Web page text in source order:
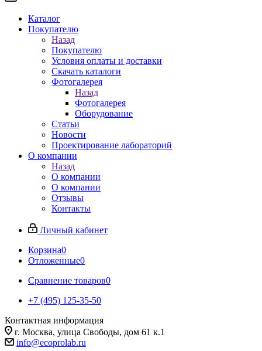
Каталог
Покупателю
Назад
Покупателю
Условия оплаты и доставки
Скачать каталоги
Фотогалерея
Назад
Фотогалерея
Оборудование
Статьи
Новости
Проектирование лабораторий
О компании
Назад
О компании
О компании
Отзывы
Контакты
Личный кабинет
Корзина0
Отложенные0
Сравнение товаров0
+7 (495) 125-35-50
Контактная информация
г. Москва, улица Свободы, дом 61 к.1
info@ecoprolab.ru